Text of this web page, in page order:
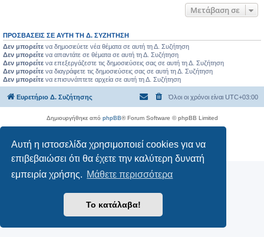
Αυτή η ιστοσελίδα χρησιμοποιεί cookies για να
επιβεβαιώσει ότι θα έχετε την καλύτερη δυνατή
εμπειρία χρήσης. Μάθετε περισσότερα
Το κατάλαβα!
Μετάβαση σε
ΠΡΟΣΒΆΣΕΙΣ ΣΕ ΑΥΤΉ ΤΗ Δ. ΣΥΖΉΤΗΣΗ
Δεν μπορείτε να δημοσιεύετε νέα θέματα σε αυτή τη Δ. Συζήτηση
Δεν μπορείτε να απαντάτε σε θέματα σε αυτή τη Δ. Συζήτηση
Δεν μπορείτε να επεξεργάζεστε τις δημοσιεύσεις σας σε αυτή τη Δ. Συζήτηση
Δεν μπορείτε να διαγράφετε τις δημοσιεύσεις σας σε αυτή τη Δ. Συζήτηση
Δεν μπορείτε να επισυνάπτετε αρχεία σε αυτή τη Δ. Συζήτηση
Ευρετήριο Δ. Συζήτησης Όλοι οι χρόνοι είναι UTC+03:00
Δημιουργήθηκε από phpBB® Forum Software © phpBB Limited
Ελληνική μετάφραση από το
Απόρρητο|Όροι